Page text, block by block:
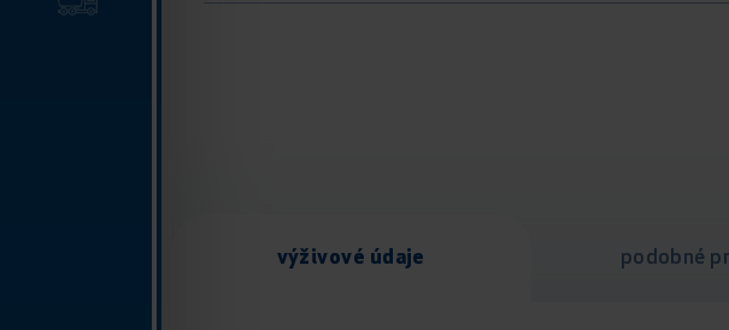
výživové údaje podobné